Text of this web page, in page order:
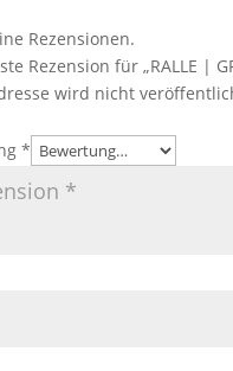
Rezensionen.
Rezension für „RALLE |
wird nicht
*